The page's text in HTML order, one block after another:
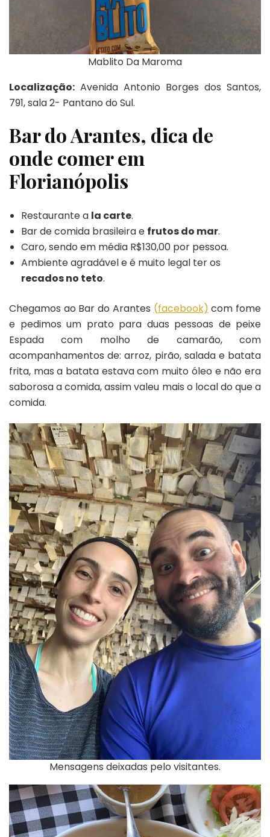
Mablito Da Maroma
Localização: Avenida Antonio Borges dos Santos,
791, sala 2- Pantano do Sul.
Bar do Arantes, dica de
onde comer em
Florianópolis
Restaurante a la carte.
Bar de comida brasileira e frutos do mar.
Caro, sendo em média R$130,00 por pessoa.
Ambiente agradável e é muito legal ter os
recados no teto.
Chegamos ao Bar do Arantes (facebook) com fome
e pedimos um prato para duas pessoas de peixe
Espada com molho de camarão, com
acompanhamentos de: arroz, pirão, salada e batata
frita, mas a batata estava com muito óleo e não era
saborosa a comida, assim valeu mais o local do que a
comida.
Mensagens deixadas pelo visitantes.